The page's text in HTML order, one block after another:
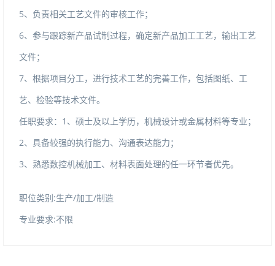
5、负责相关工艺文件的审核工作；
6、参与跟踪新产品试制过程，确定新产品加工工艺，输出工艺
文件；
7、根据项目分工，进行技术工艺的完善工作，包括图纸、工
艺、检验等技术文件。
任职要求：1、硕士及以上学历，机械设计或金属材料等专业；
2、具备较强的执行能力、沟通表达能力；
3、熟悉数控机械加工、材料表面处理的任一环节者优先。
职位类别:生产/加工/制造
专业要求:不限